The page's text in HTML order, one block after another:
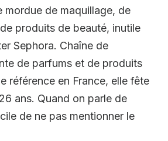
mordue de maquillage, de
produits de beauté, inutile
Sephora. Chaîne de
de parfums et de produits
référence en France, elle fête
ans. Quand on parle de
de ne pas mentionner le